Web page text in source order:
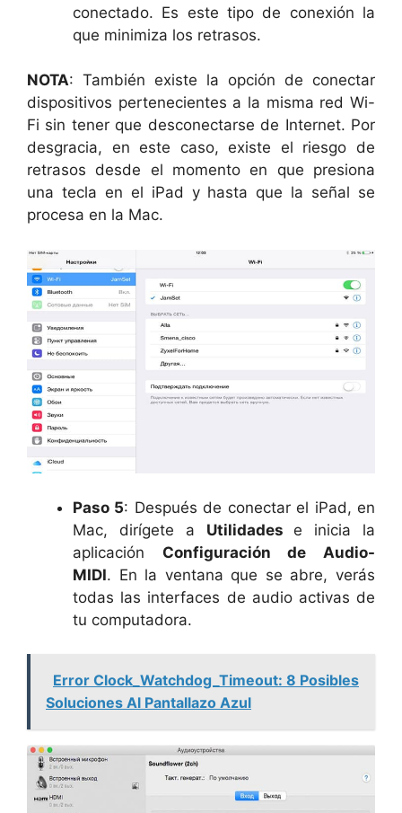
conectado. Es este tipo de conexión la
que minimiza los retrasos.
NOTA: También existe la opción de conectar
dispositivos pertenecientes a la misma red Wi-
Fi sin tener que desconectarse de Internet. Por
desgracia, en este caso, existe el riesgo de
retrasos desde el momento en que presiona
una tecla en el iPad y hasta que la señal se
procesa en la Mac.
Paso 5: Después de conectar el iPad, en
Mac, dirígete a Utilidades e inicia la
aplicación Configuración de Audio-
MIDI. En la ventana que se abre, verás
todas las interfaces de audio activas de
tu computadora.
Error Clock_Watchdog_Timeout: 8 Posibles
Soluciones Al Pantallazo Azul